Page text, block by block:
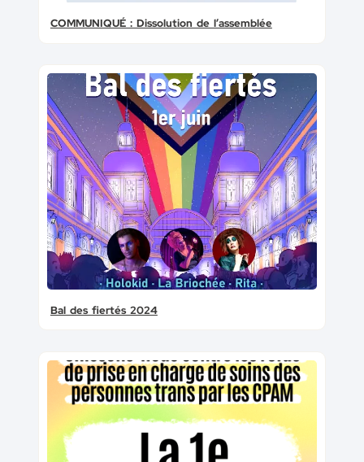
COMMUNIQUÉ : Dissolution de l’assemblée
Bal des fiertés 2024